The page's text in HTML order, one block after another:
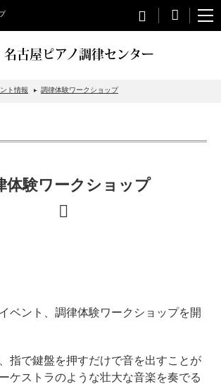
名古屋ピアノ調律センター
ついて
ノ
ピアノ
ト情報 調律体験ワークショップ
体験ワークショップ
ベント、調律体験ワークショップを開
指で鍵盤を押すだけで音を出すことが
ケストラのような壮大な音楽を奏でる